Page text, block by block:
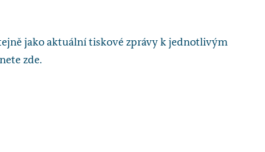
jako aktuální tiskové zprávy k jednotlivým
zde.